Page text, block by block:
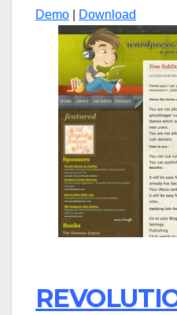
Demo Download